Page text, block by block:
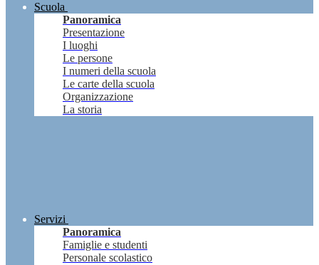
Scuola
Panoramica
Presentazione
I luoghi
Le persone
I numeri della scuola
Le carte della scuola
Organizzazione
La storia
Servizi
Panoramica
Famiglie e studenti
Personale scolastico